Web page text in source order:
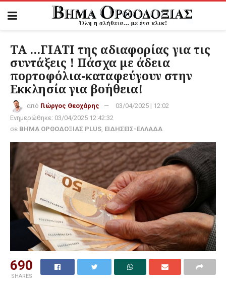
ΤΑ …ΓΙΑΤΙ της αδιαφορίας για τις
συντάξεις ! Πάσχα με άδεια
πορτοφόλια-καταφεύγουν στην
Εκκλησία για βοήθεια!
από Γιώργος Θεοχάρης
03/04/2025 | 12:02
Ενημερώθηκε: 03/04/2025 12:42:32
σε ΒΗΜΑ ΟΡΘΟΔΟΞΙΑΣ PLUS, ΕΙΔΗΣΕΙΣ-ΕΛΛΑΔΑ
690
SHARES